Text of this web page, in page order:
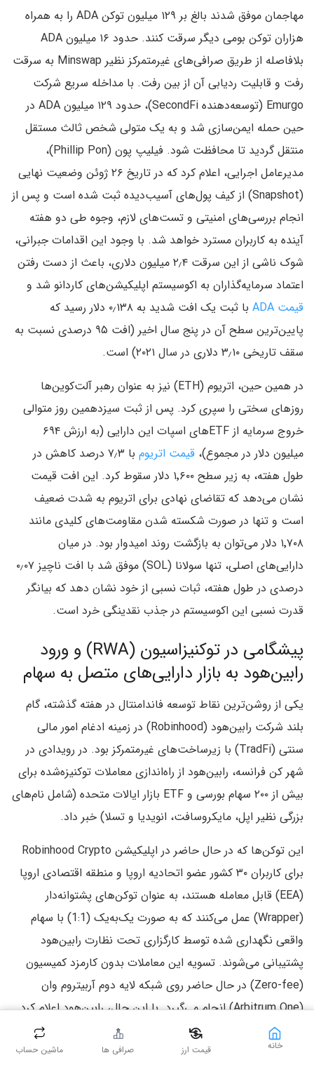
مهاجمان موفق شدند بالغ بر ۱۲۹ میلیون توکن ADA را به همراه
هزاران توکن بومی دیگر سرقت کنند. حدود ۱۶ میلیون ADA
بلافاصله از طریق صرافی‌های غیرمتمرکز نظیر Minswap به سرقت
رفت و قابلیت ردیابی آن از بین رفت. با مداخله سریع شرکت
Emurgo (توسعه‌دهنده SecondFi)، حدود ۱۲۹ میلیون ADA در
حین حمله ایمن‌سازی شد و به یک متولی شخص ثالث مستقل
منتقل گردید تا محافظت شود. فیلیپ پون (Phillip Pon)،
مدیرعامل اجرایی، اعلام کرد که در تاریخ ۲۶ ژوئن وضعیت نهایی
(Snapshot) از کیف پول‌های آسیب‌دیده ثبت شده است و پس از
انجام بررسی‌های امنیتی و تست‌های لازم، وجوه طی دو هفته
آینده به کاربران مسترد خواهد شد. با وجود این اقدامات جبرانی،
شوک ناشی از این سرقت ۲٫۴ میلیون دلاری، باعث از دست رفتن
اعتماد سرمایه‌گذاران به اکوسیستم اپلیکیشن‌های کاردانو شد و
قیمت ADA
با ثبت یک افت شدید به ۰٫۱۳۸ دلار رسید که
پایین‌ترین سطح آن در پنج سال اخیر (افت ۹۵ درصدی نسبت به
سقف تاریخی ۳٫۱۰ دلاری در سال ۲۰۲۱) است.
در همین حین، اتریوم (ETH) نیز به عنوان رهبر آلت‌کوین‌ها
روزهای سختی را سپری کرد. پس از ثبت سیزدهمین روز متوالی
خروج سرمایه از ETFهای اسپات این دارایی (به ارزش ۶۹۴
میلیون دلار در مجموع)، قیمت اتریوم
با ۷٫۳ درصد کاهش در
طول هفته، به زیر سطح ۱٬۶۰۰ دلار سقوط کرد. این افت قیمت
نشان می‌دهد که تقاضای نهادی برای اتریوم به شدت ضعیف
است و تنها در صورت شکسته شدن مقاومت‌های کلیدی مانند
۱٬۷۰۸ دلار می‌توان به بازگشت روند امیدوار بود. در میان
دارایی‌های اصلی، تنها سولانا (SOL) موفق شد با افت ناچیز ۰٫۰۷
درصدی در طول هفته، ثبات نسبی از خود نشان دهد که بیانگر
قدرت نسبی این اکوسیستم در جذب نقدینگی خرد است.
پیشگامی در توکنیزاسیون (RWA) و ورود
رابین‌هود به بازار دارایی‌های متصل به سهام
یکی از روشن‌ترین نقاط توسعه فاندامنتال در هفته گذشته، گام
بلند شرکت رابین‌هود (Robinhood) در زمینه ادغام امور مالی
سنتی (TradFi) با زیرساخت‌های غیرمتمرکز بود. در رویدادی در
شهر کن فرانسه، رابین‌هود از راه‌اندازی معاملات توکنیزه‌شده برای
بیش از ۲۰۰ سهام بورسی و ETF بازار ایالات متحده (شامل نام‌های
بزرگی نظیر اپل، مایکروسافت، انویدیا و تسلا) خبر داد.
این توکن‌ها که در حال حاضر در اپلیکیشن Robinhood Crypto
برای کاربران ۳۰ کشور عضو اتحادیه اروپا و منطقه اقتصادی اروپا
(EEA) قابل معامله هستند، به عنوان توکن‌های پشتوانه‌دار
(Wrapper) عمل می‌کنند که به صورت یک‌به‌یک (1:1) با سهام
واقعی نگهداری شده توسط کارگزاری تحت نظارت رابین‌هود
پشتیبانی می‌شوند. تسویه این معاملات بدون کارمزد کمیسیون
(Zero-fee) در حال حاضر روی شبکه لایه دوم آربیتروم وان
(Arbitrum One) انجام می‌گیرد. با این حال، رابین‌هود اعلام کرد
که در حال توسعه بلاک‌چین اختصاصی خود به نام
“Robinhood
Chain”
با استفاده از زیرساخت Arbitrum Orbit است که در آینده
خانه قیمت ارز صرافی ها ماشین حساب